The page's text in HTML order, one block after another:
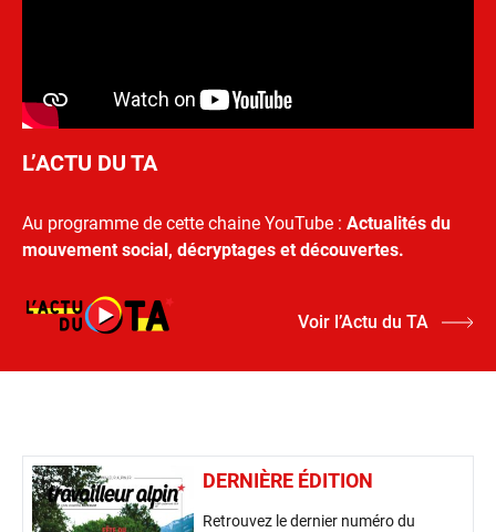
L’ACTU DU TA
Au programme de cette chaine YouTube : Actualités du
mouvement social, décryptages et découvertes.
Voir l’Actu du TA
DERNIÈRE ÉDITION
Retrouvez le dernier numéro du